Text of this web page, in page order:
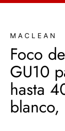
MACLEAN
Foco
GU10
hasta